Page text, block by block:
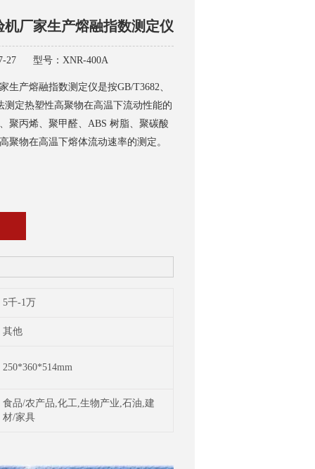
机厂家生产熔融指数测定仪
27 型号：XNR-400A
生产熔融指数测定仪是按GB/T3682、
测定热塑性高聚物在高温下流动性能的
聚丙烯、聚甲醛、ABS 树脂、聚碳酸
聚物在高温下熔体流动速率的测定。
5千-1万
其他
250*360*514mm
食品/农产品,化工,生物产业,石油,建
材/家具